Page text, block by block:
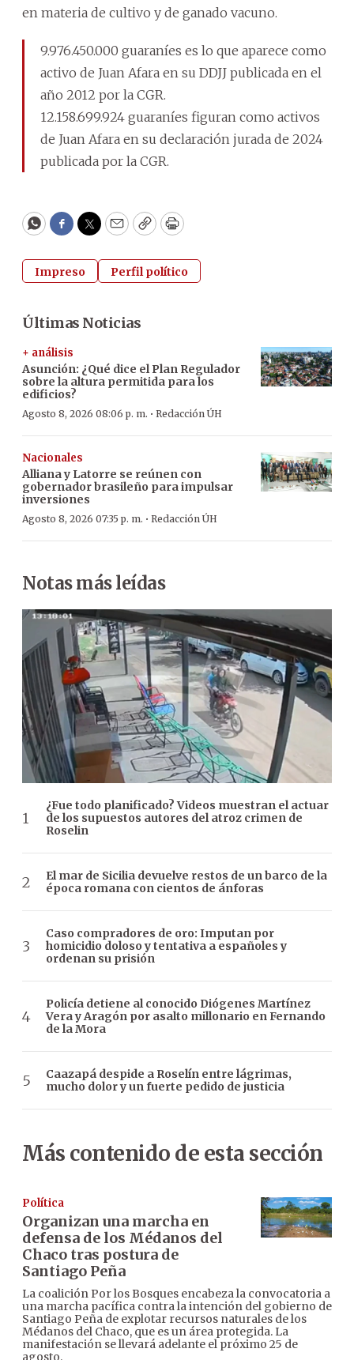
en materia de cultivo y de ganado vacuno.
9.976.450.000 guaraníes es lo que aparece como
activo de Juan Afara en su DDJJ publicada en el
año 2012 por la CGR.
12.158.699.924 guaraníes figuran como activos
de Juan Afara en su declaración jurada de 2024
publicada por la CGR.
WhatsApp
Facebook
Twitter
EmailCopyPrint
Impreso Perfil político
Últimas Noticias
+ análisis
Asunción: ¿Qué dice el Plan Regulador
sobre la altura permitida para los
edificios?
Agosto 8, 2026 08:06 p. m. · Redacción ÚH
Nacionales
Alliana y Latorre se reúnen con
gobernador brasileño para impulsar
inversiones
Agosto 8, 2026 07:35 p. m. · Redacción ÚH
Notas más leídas
¿Fue todo planificado? Videos muestran el actuar
de los supuestos autores del atroz crimen de
Roselin
El mar de Sicilia devuelve restos de un barco de la
época romana con cientos de ánforas
Caso compradores de oro: Imputan por
homicidio doloso y tentativa a españoles y
ordenan su prisión
Policía detiene al conocido Diógenes Martínez
Vera y Aragón por asalto millonario en Fernando
de la Mora
Caazapá despide a Roselín entre lágrimas,
mucho dolor y un fuerte pedido de justicia
Más contenido de esta sección
Política
Organizan una marcha en
defensa de los Médanos del
Chaco tras postura de
Santiago Peña
La coalición Por los Bosques encabeza la convocatoria a
una marcha pacífica contra la intención del gobierno de
Santiago Peña de explotar recursos naturales de los
Médanos del Chaco, que es un área protegida. La
manifestación se llevará adelante el próximo 25 de
agosto.